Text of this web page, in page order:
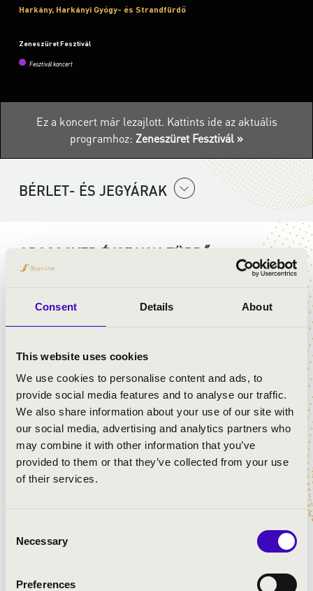
Consent Details About
This website uses cookies
We use cookies to personalise content and ads, to
provide social media features and to analyse our traffic.
We also share information about your use of our site with
our social media, advertising and analytics partners who
may combine it with other information that you’ve
provided to them or that they’ve collected from your use
of their services.
Selection
Necessary
Preferences
Harkány, Harkányi Gyógy- és Strandfürdő
Zeneszüret Fesztivál
Fesztivál koncert
Ez a koncert már lezajlott. Kattints ide az aktuális
programhoz: Zeneszüret Fesztivál »
BÉRLET- ÉS JEGYÁRAK
CROSSOVER ÉJSZAKAI FÜRDŐ -
OPERASLÁGEREK ÚJRAÉRTELMEZVE - DJ
Mit kezd a DJ Revolution egy operarészlettel? Hogyan
újragondolva? Gyere el Harkányba, és próbálj ki egy
olyan éjszakai fürdőzést, ahol mindezeket
megtapasztalhatod! Lazulj be te is a termálvízben! Még
az opera is belazul!
ELŐADÓK: